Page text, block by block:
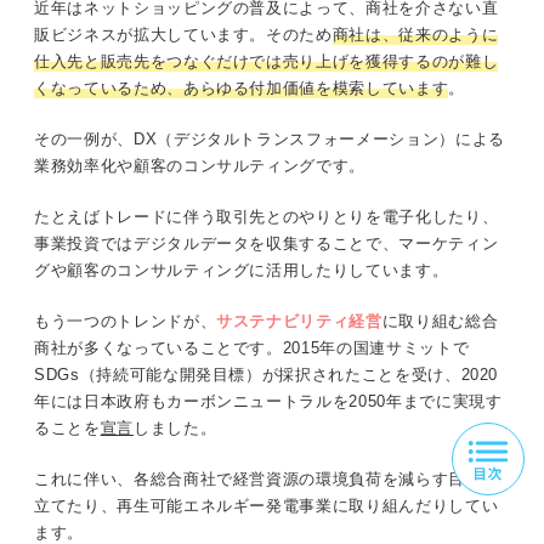
近年はネットショッピングの普及によって、商社を介さない直
販ビジネスが拡大しています。そのため商社は、従来のように
仕入先と販売先をつなぐだけでは売り上げを獲得するのが難し
くなっているため、あらゆる付加価値を模索しています。
その一例が、DX（デジタルトランスフォーメーション）による
業務効率化や顧客のコンサルティングです。
たとえばトレードに伴う取引先とのやりとりを電子化したり、
事業投資ではデジタルデータを収集することで、マーケティン
グや顧客のコンサルティングに活用したりしています。
もう一つのトレンドが、サステナビリティ経営に取り組む総合
商社が多くなっていることです。2015年の国連サミットで
SDGs（持続可能な開発目標）が採択されたことを受け、2020
年には日本政府もカーボンニュートラルを2050年までに実現す
ることを宣言 しました。
これに伴い、各総合商社で経営資源の環境負荷を減らす目標を
立てたり、再生可能エネルギー発電事業に取り組んだりしてい
ます。